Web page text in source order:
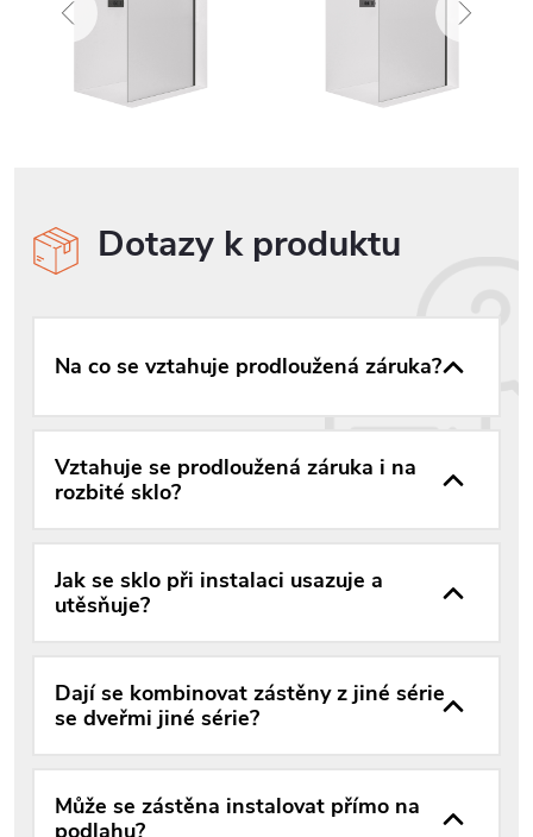
Dotazy k produktu
Na co se vztahuje prodloužená záruka?
Vztahuje se prodloužená záruka i na
rozbité sklo?
Jak se sklo při instalaci usazuje a
utěsňuje?
Dají se kombinovat zástěny z jiné série
se dveřmi jiné série?
Může se zástěna instalovat přímo na
podlahu?